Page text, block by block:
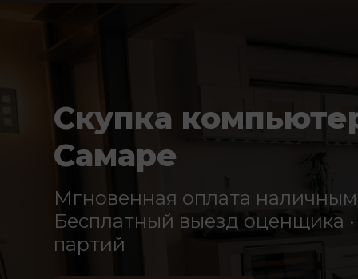
Скупка
Самаре
Мгновенная оплата
Бесплатный выезд оценщика
партий